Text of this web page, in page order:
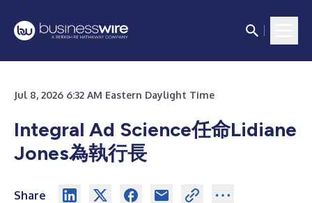
Jul 8, 2026 6:32 AM Eastern Daylight Time
Integral Ad Science任命Lidiane
Jones為執行長
Share